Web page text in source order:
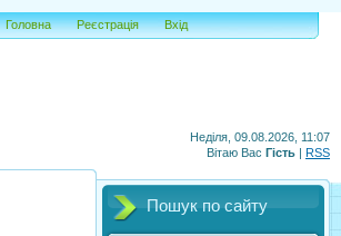
Неділя, 09.08.2026, 11:07
Вітаю Вас Гість | RSS
Головна Реєстрація Вхід
Пошук по сайту